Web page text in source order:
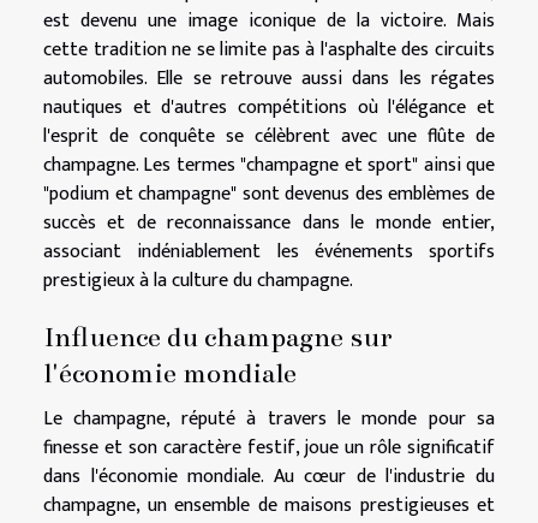
est devenu une image iconique de la victoire. Mais
cette tradition ne se limite pas à l'asphalte des circuits
automobiles. Elle se retrouve aussi dans les régates
nautiques et d'autres compétitions où l'élégance et
l'esprit de conquête se célèbrent avec une flûte de
champagne. Les termes "champagne et sport" ainsi que
"podium et champagne" sont devenus des emblèmes de
succès et de reconnaissance dans le monde entier,
associant indéniablement les événements sportifs
prestigieux à la culture du champagne.
Influence du champagne sur
l'économie mondiale
Le champagne, réputé à travers le monde pour sa
finesse et son caractère festif, joue un rôle significatif
dans l'économie mondiale. Au cœur de l'industrie du
champagne, un ensemble de maisons prestigieuses et